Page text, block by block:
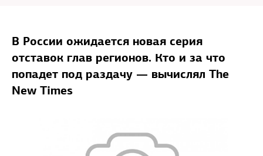
В России ожидается новая серия
отставок глав регионов. Кто и за что
попадет под раздачу — вычислял The
New Times